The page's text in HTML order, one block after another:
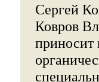
Сергей
Ковров
приносит